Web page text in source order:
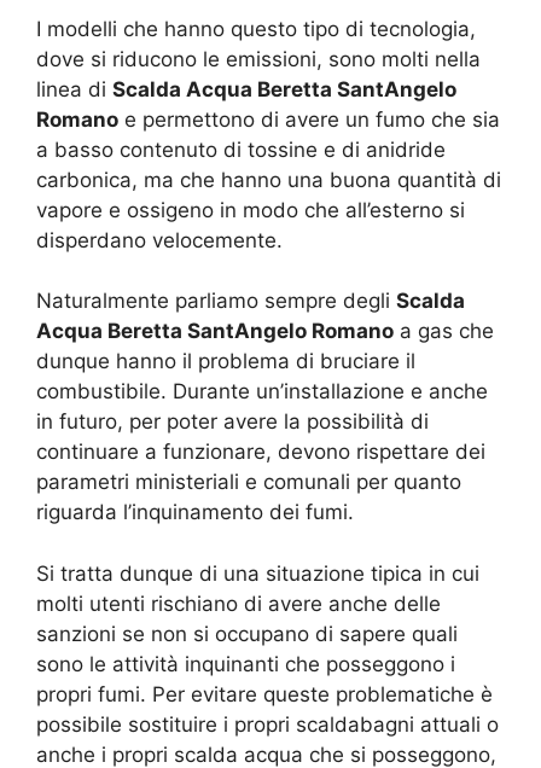
I modelli che hanno questo tipo di tecnologia,
dove si riducono le emissioni, sono molti nella
linea di Scalda Acqua Beretta SantAngelo
Romano e permettono di avere un fumo che sia
a basso contenuto di tossine e di anidride
carbonica, ma che hanno una buona quantità di
vapore e ossigeno in modo che all’esterno si
disperdano velocemente.
Naturalmente parliamo sempre degli Scalda
Acqua Beretta SantAngelo Romano a gas che
dunque hanno il problema di bruciare il
combustibile. Durante un’installazione e anche
in futuro, per poter avere la possibilità di
continuare a funzionare, devono rispettare dei
parametri ministeriali e comunali per quanto
riguarda l’inquinamento dei fumi.
Si tratta dunque di una situazione tipica in cui
molti utenti rischiano di avere anche delle
sanzioni se non si occupano di sapere quali
sono le attività inquinanti che posseggono i
propri fumi. Per evitare queste problematiche è
possibile sostituire i propri scaldabagni attuali o
anche i propri scalda acqua che si posseggono,